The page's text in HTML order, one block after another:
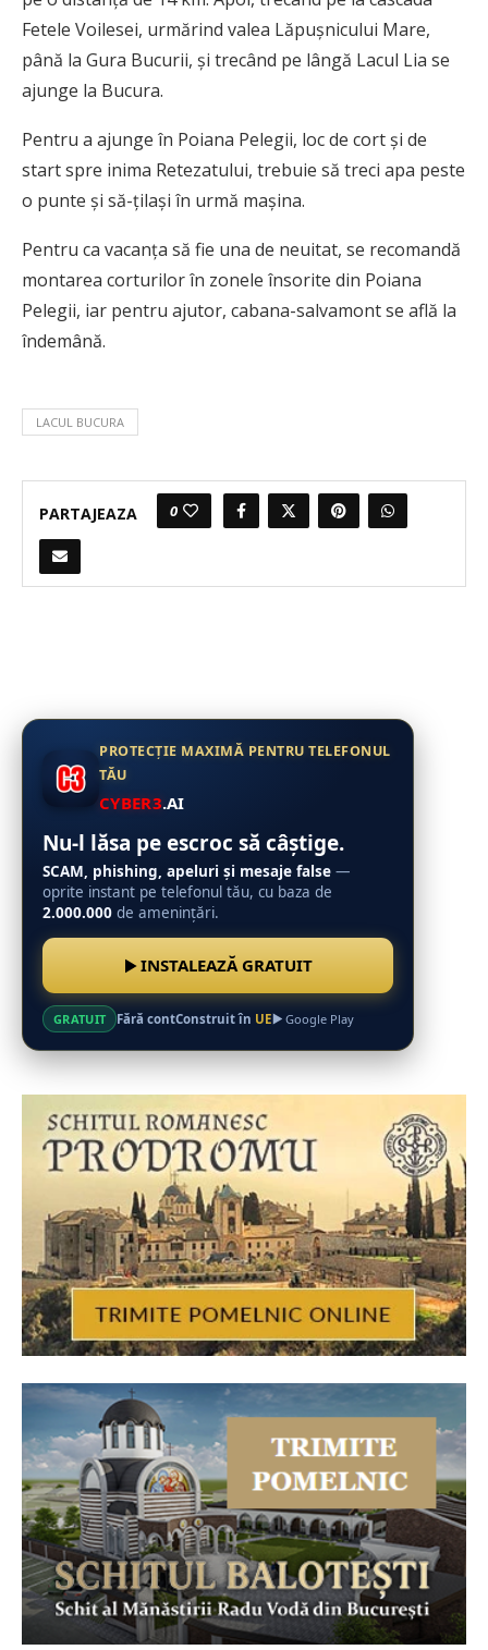
Fetele Voilesei, urmărind valea Lăpușnicului Mare,
până la Gura Bucurii, și trecând pe lângă Lacul Lia se
ajunge la Bucura.
Pentru a ajunge în Poiana Pelegii, loc de cort şi de
start spre inima Retezatului, trebuie să treci apa peste
o punte şi să-ţilași în urmă maşina.
Pentru ca vacanța să fie una de neuitat, se recomandă
montarea corturilor în zonele însorite din Poiana
Pelegii, iar pentru ajutor, cabana-salvamont se află la
îndemână.
LACUL BUCURA
PARTAJEAZA 0
PROTECȚIE MAXIMĂ PENTRU TELEFONUL
TĂU
CYBER3.AI
Nu-l lăsa pe escroc să câștige.
SCAM, phishing, apeluri și mesaje false —
oprite instant pe telefonul tău, cu baza de
2.000.000 de amenințări.
INSTALEAZĂ GRATUIT
GRATUIT Fără contConstruit în UE Google Play